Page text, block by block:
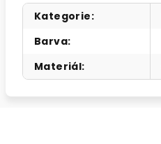
Kategorie:
Barva:
Materiál: